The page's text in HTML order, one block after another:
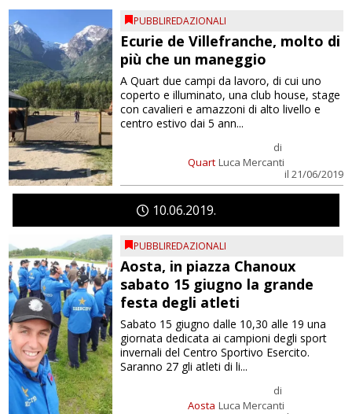
PUBBLIREDAZIONALI
Ecurie de Villefranche, molto di
più che un maneggio
Quart
di
Luca Mercanti
il 21/06/2019
A Quart due campi da lavoro, di cui uno
coperto e illuminato, una club house, stage
con cavalieri e amazzoni di alto livello e
centro estivo dai 5 ann...
1006 2019
PUBBLIREDAZIONALI
Aosta, in piazza Chanoux
sabato 15 giugno la grande
festa degli atleti
Aosta
di
Luca Mercanti
Sabato 15 giugno dalle 10,30 alle 19 una
giornata dedicata ai campioni degli sport
invernali del Centro Sportivo Esercito.
Saranno 27 gli atleti di li...